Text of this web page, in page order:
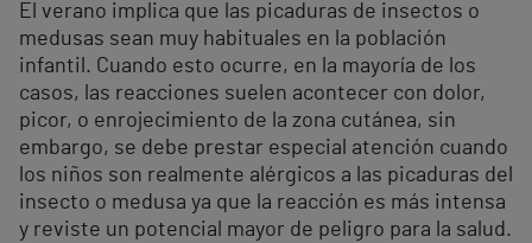
El verano implica que las picaduras de insectos o
medusas sean muy habituales en la población
infantil. Cuando esto ocurre, en la mayoría de los
casos, las reacciones suelen acontecer con dolor,
picor, o enrojecimiento de la zona cutánea, sin
embargo, se debe prestar especial atención cuando
los niños son realmente alérgicos a las picaduras del
insecto o medusa ya que la reacción es más intensa
y reviste un potencial mayor de peligro para la salud.